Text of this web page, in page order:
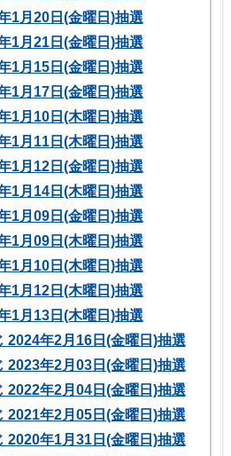
1月20日(金曜日)抽選
1月21日(金曜日)抽選
1月15日(金曜日)抽選
1月17日(金曜日)抽選
1月10日(木曜日)抽選
1月11日(木曜日)抽選
1月12日(金曜日)抽選
1月14日(木曜日)抽選
1月09日(金曜日)抽選
1月09日(木曜日)抽選
1月10日(木曜日)抽選
1月12日(木曜日)抽選
1月13日(木曜日)抽選
2024年2月16日(金曜日)抽選
2023年2月03日(金曜日)抽選
2022年2月04日(金曜日)抽選
2021年2月05日(金曜日)抽選
2020年1月31日(金曜日)抽選